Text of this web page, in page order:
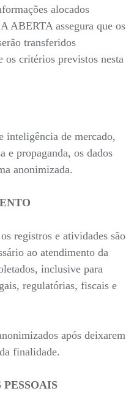
alocados
ABERTA assegura que os
transferidos
os critérios previstos nesta
inteligência de mercado,
e propaganda, os dados
anonimizada.
registros e atividades são
ao atendimento da
inclusive para
regulatórias, fiscais e
após deixarem
finalidade.
PESSOAIS